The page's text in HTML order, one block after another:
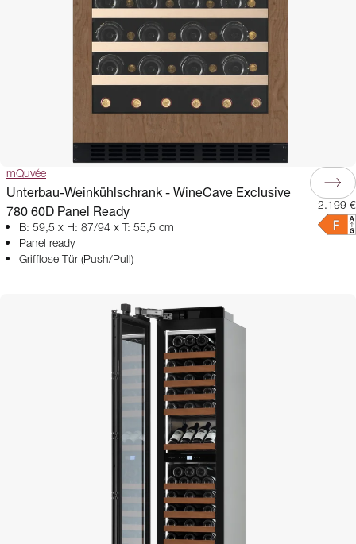
mQuvée
Unterbau-Weinkühlschrank - WineCave Exclusive
780 60D Panel Ready
B: 59,5 x H: 87/94 x T: 55,5 cm
Panel ready
Grifflose Tür (Push/Pull)
2.199 €